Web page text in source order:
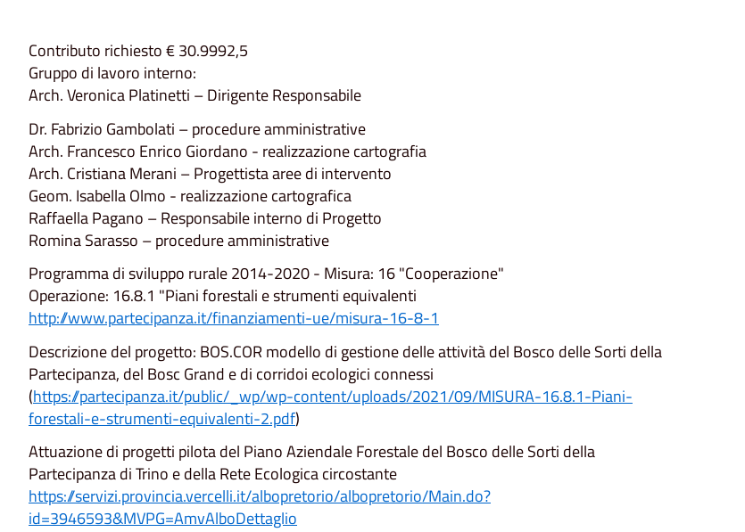
Contributo richiesto € 30.9992,5
Gruppo di lavoro interno:
Arch. Veronica Platinetti – Dirigente Responsabile
Dr. Fabrizio Gambolati – procedure amministrative
Arch. Francesco Enrico Giordano - realizzazione cartografia
Arch. Cristiana Merani – Progettista aree di intervento
Geom. Isabella Olmo - realizzazione cartografica
Raffaella Pagano – Responsabile interno di Progetto
Romina Sarasso – procedure amministrative
Programma di sviluppo rurale 2014-2020 - Misura: 16 "Cooperazione"
Operazione: 16.8.1 "Piani forestali e strumenti equivalenti
http://www.partecipanza.it/finanziamenti-ue/misura-16-8-1
Descrizione del progetto: BOS.COR modello di gestione delle attività del Bosco delle Sorti della
Partecipanza, del Bosc Grand e di corridoi ecologici connessi
(https://partecipanza.it/public/_wp/wp-content/uploads/2021/09/MISURA-16.8.1-Piani-
forestali-e-strumenti-equivalenti-2.pdf)
Attuazione di progetti pilota del Piano Aziendale Forestale del Bosco delle Sorti della
Partecipanza di Trino e della Rete Ecologica circostante
https://servizi.provincia.vercelli.it/albopretorio/albopretorio/Main.do?
id=3946593&MVPG=AmvAlboDettaglio